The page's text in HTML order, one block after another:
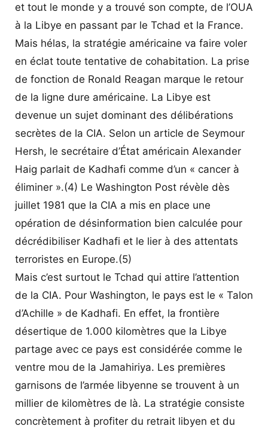
et tout le monde y a trouvé son compte, de l’OUA
à la Libye en passant par le Tchad et la France.
Mais hélas, la stratégie américaine va faire voler
en éclat toute tentative de cohabitation. La prise
de fonction de Ronald Reagan marque le retour
de la ligne dure américaine. La Libye est
devenue un sujet dominant des délibérations
secrètes de la CIA. Selon un article de Seymour
Hersh, le secrétaire d’État américain Alexander
Haig parlait de Kadhafi comme d’un « cancer à
éliminer ».(4) Le Washington Post révèle dès
juillet 1981 que la CIA a mis en place une
opération de désinformation bien calculée pour
décrédibiliser Kadhafi et le lier à des attentats
terroristes en Europe.(5)
Mais c’est surtout le Tchad qui attire l’attention
de la CIA. Pour Washington, le pays est le « Talon
d’Achille » de Kadhafi. En effet, la frontière
désertique de 1.000 kilomètres que la Libye
partage avec ce pays est considérée comme le
ventre mou de la Jamahiriya. Les premières
garnisons de l’armée libyenne se trouvent à un
millier de kilomètres de là. La stratégie consiste
concrètement à profiter du retrait libyen et du